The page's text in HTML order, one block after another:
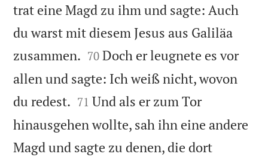
trat eine Magd zu ihm und sagte: Auch
du warst mit diesem Jesus aus Galiläa
zusammen. 

70 Doch er leugnete es vor
allen und sagte: Ich weiß nicht, wovon
du redest. 

71 Und als er zum Tor
hinausgehen wollte, sah ihn eine andere
Magd und sagte zu denen, die dort